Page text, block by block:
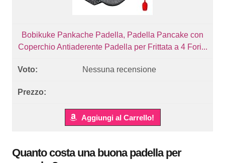
Bobikuke Pankache Padella, Padella Pancake con
Coperchio Antiaderente Padella per Frittata a 4 Fori...
Nessuna recensione
Aggiungi al Carrello!
Quanto costa una buona padella per